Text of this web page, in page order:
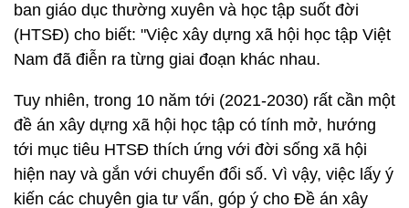
ban giáo dục thường xuyên và học tập suốt đời
(HTSĐ) cho biết: "Việc xây dựng xã hội học tập Việt
Nam đã điễn ra từng giai đoạn khác nhau.
Tuy nhiên, trong 10 năm tới (2021-2030) rất cần một
đề án xây dựng xã hội học tập có tính mở, hướng
tới mục tiêu HTSĐ thích ứng với đời sống xã hội
hiện nay và gắn với chuyển đổi số. Vì vậy, việc lấy ý
kiến các chuyên gia tư vấn, góp ý cho Đề án xây